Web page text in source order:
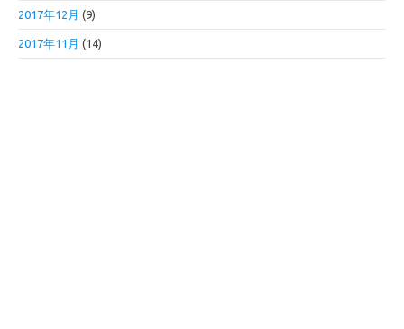
2017年12月 (9)
2017年11月 (14)